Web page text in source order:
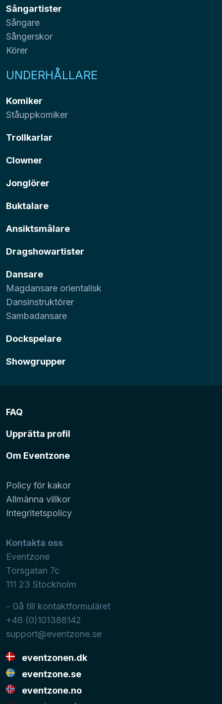
Sångartister
Sångare
Sångerskor
Körer
UNDERHÅLLARE
Komiker
Ståuppkomiker
Trollkarlar
Clowner
Jonglörer
Buktalare
Ansiktsmålare
Dragshowartister
Dansare
Magdansare orientalisk
Dansinstruktörer
Sambadansare
Dockspelare
Showgrupper
FAQ
Upprätta profil
Om Eventzone
Policy för kakor
Allmänna villkor
Integritetspolicy
Kontakta oss
Eventzone
Torsgatan 7c
111 23 Stockholm
- Gå till kontaktformuläret
+46 (0)101388142
support@eventzone.se
eventzonen.dk
eventzone.se
eventzone.no